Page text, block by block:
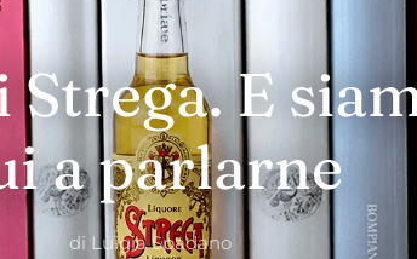
Strega. E
a parlarne
di Luigia Spadano